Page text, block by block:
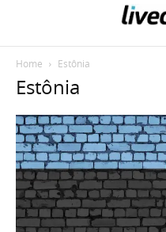
Home Estônia
Estônia